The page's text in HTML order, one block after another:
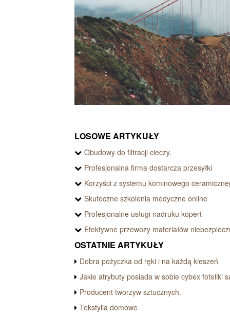
LOSOWE ARTYKUŁY
Obudowy do filtracji cieczy.
Profesjonalna firma dostarcza przesyłki
Korzyści z systemu kominowego
Skuteczne szkolenia medyczne online
Profesjonalne usługi nadruku kopert
Efektywne przewozy materiałów
OSTATNIE ARTYKUŁY
Dobra pożyczka od ręki i na każdą kieszeń
Jakie atrybuty posiada w sobie cybex foteliki
Producent tworzyw sztucznych.
Tekstylia domowe